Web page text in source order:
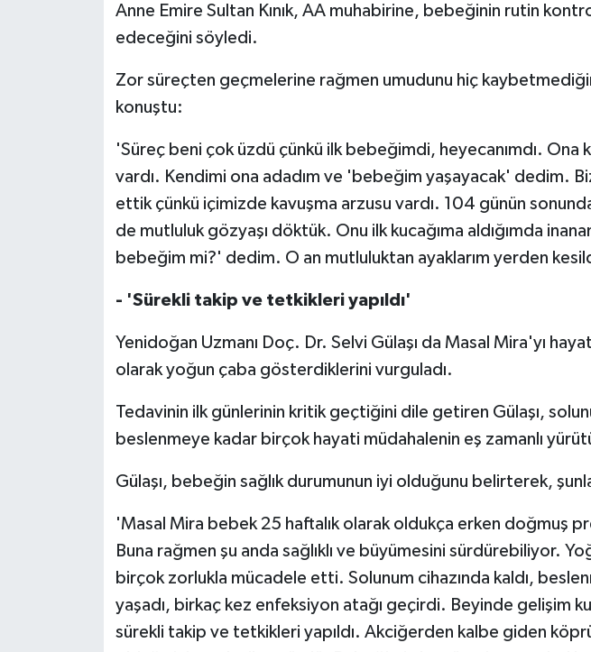
Anne Emire Sultan Kınık, AA muhabirine, bebeğinin rutin
edeceğini söyledi.
Zor süreçten geçmelerine rağmen umudunu hiç
konuştu:
'Süreç beni çok üzdü çünkü ilk bebeğimdi, heyecanımdı. Ona
vardı. Kendimi ona adadım ve 'bebeğim yaşayacak' dedim.
ettik çünkü içimizde kavuşma arzusu vardı. 104 günün
de mutluluk gözyaşı döktük. Onu ilk kucağıma aldığımda
bebeğim mi?' dedim. O an mutluluktan ayaklarım yerden
- 'Sürekli takip ve tetkikleri yapıldı'
Yenidoğan Uzmanı Doç. Dr. Selvi Gülaşı da Masal Mira'yı
olarak yoğun çaba gösterdiklerini vurguladı.
Tedavinin ilk günlerinin kritik geçtiğini dile getiren Gülaşı,
beslenmeye kadar birçok hayati müdahalenin eş zamanlı
Gülaşı, bebeğin sağlık durumunun iyi olduğunu belirterek,
'Masal Mira bebek 25 haftalık olarak oldukça erken doğmuş
Buna rağmen şu anda sağlıklı ve büyümesini sürdürebiliyor.
birçok zorlukla mücadele etti. Solunum cihazında kaldı,
yaşadı, birkaç kez enfeksiyon atağı geçirdi. Beyinde gelişim
sürekli takip ve tetkikleri yapıldı. Akciğerden kalbe giden köprü